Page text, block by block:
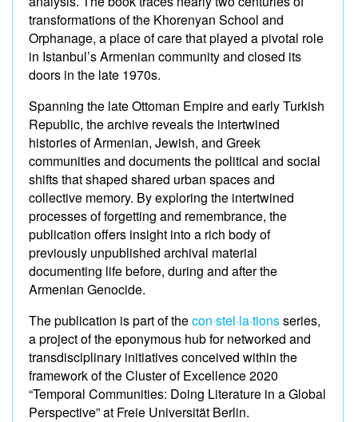
transformations of the Khorenyan School and
Orphanage, a place of care that played a pivotal role
in Istanbul’s Armenian community and closed its
doors in the late 1970s.
Spanning the late Ottoman Empire and early Turkish
Republic, the archive reveals the intertwined
histories of Armenian, Jewish, and Greek
communities and documents the political and social
shifts that shaped shared urban spaces and
collective memory. By exploring the intertwined
processes of forgetting and remembrance, the
publication offers insight into a rich body of
previously unpublished archival material
documenting life before, during and after the
Armenian Genocide.
The publication is part of thecon·stel·la·tionsseries,
a project of the eponymous hub for networked and
transdisciplinary initiatives conceived within the
framework of the Cluster of Excellence 2020
“Temporal Communities: Doing Literature in a Global
Perspective” at Freie Universität Berlin.